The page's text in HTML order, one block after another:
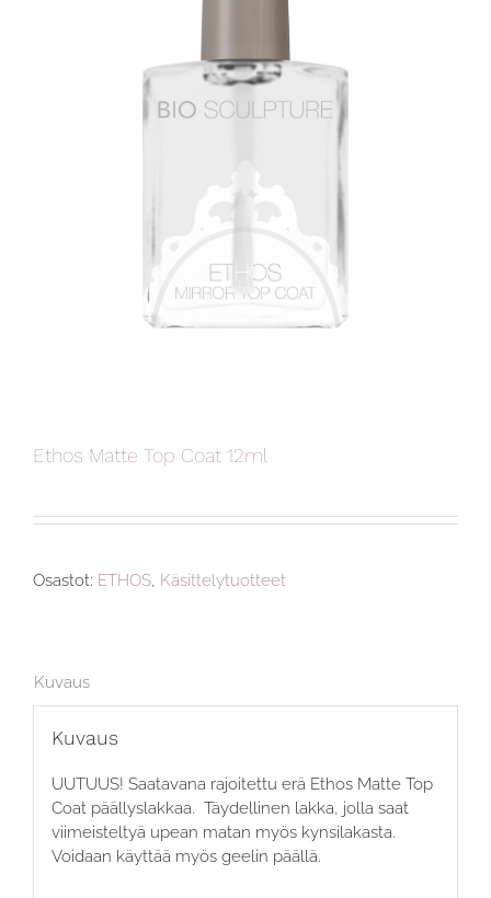
Ethos Matte Top Coat 12ml
Osastot: ETHOS, Käsittelytuotteet
Kuvaus
Kuvaus
UUTUUS! Saatavana rajoitettu erä Ethos Matte Top
Coat päällyslakkaa. Täydellinen lakka, jolla saat
viimeisteltyä upean matan myös kynsilakasta.
Voidaan käyttää myös geelin päällä.